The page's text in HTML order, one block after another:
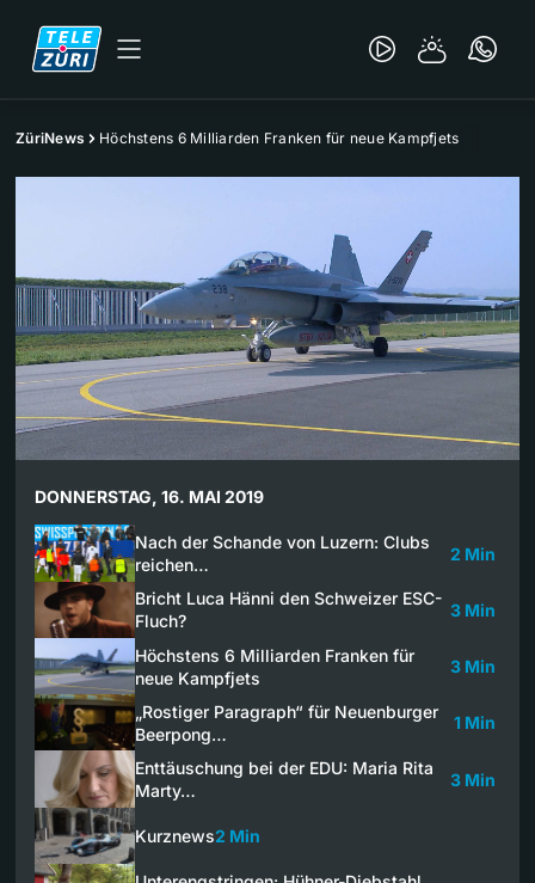
ZüriNews Höchstens 6 Milliarden Franken für neue Kampfjets
DONNERSTAG, 16. MAI 2019
Nach der Schande von Luzern: Clubs
reichen…
2 Min
Bricht Luca Hänni den Schweizer ESC-
Fluch?
3 Min
Höchstens 6 Milliarden Franken für
neue Kampfjets
3 Min
„Rostiger Paragraph“ für Neuenburger
Beerpong…
1 Min
Enttäuschung bei der EDU: Maria Rita
Marty…
3 Min
Kurznews2 Min